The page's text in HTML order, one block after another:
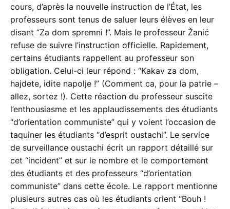
cours, d’après la nouvelle instruction de l’État, les
professeurs sont tenus de saluer leurs élèves en leur
disant “Za dom spremni !”. Mais le professeur Žanić
refuse de suivre l’instruction officielle. Rapidement,
certains étudiants rappellent au professeur son
obligation. Celui-ci leur répond : “Kakav za dom,
hajdete, idite napolje !” (Comment ca, pour la patrie –
allez, sortez !). Cette réaction du professeur suscite
l’enthousiasme et les applaudissements des étudiants
“d’orientation communiste” qui y voient l’occasion de
taquiner les étudiants “d’esprit oustachi”. Le service
de surveillance oustachi écrit un rapport détaillé sur
cet “incident” et sur le nombre et le comportement
des étudiants et des professeurs “d’orientation
communiste” dans cette école. Le rapport mentionne
plusieurs autres cas où les étudiants crient “Bouh !